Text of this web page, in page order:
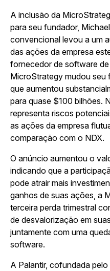
A inclusão da
para seu fundador,
convencional levou a um
das ações da empresa
fornecedor de software de
MicroStrategy mudou seu
que aumentou
para quase $100 bilhões.
representa riscos
as ações da empresa
comparação com o NDX.
O anúncio aumentou o
indicando que a
pode atrair mais
ganhos de suas ações, a
terceira perda trimestral
de desvalorização em
juntamente com uma
software.
A Palantir, cofundada